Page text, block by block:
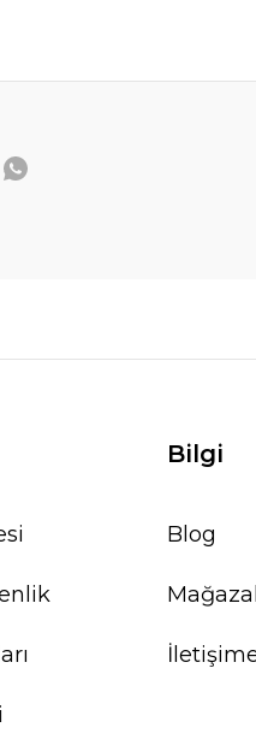
Bilgi
Blog